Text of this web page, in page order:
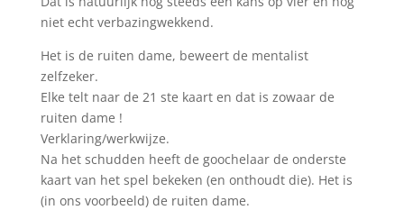
niet echt verbazingwekkend.
Het is de ruiten dame, beweert de mentalist
zelfzeker.
Elke telt naar de 21 ste kaart en dat is zowaar de
ruiten dame !
Verklaring/werkwijze.
Na het schudden heeft de goochelaar de onderste
kaart van het spel bekeken (en onthoudt die). Het is
(in ons voorbeeld) de ruiten dame.